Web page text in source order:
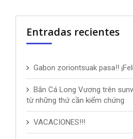
Entradas recientes
Gabon zoriontsuak pasa!!
Bắn Cá Long Vương trên
từ những thứ cần kiểm chứng
VACACIONES!!!